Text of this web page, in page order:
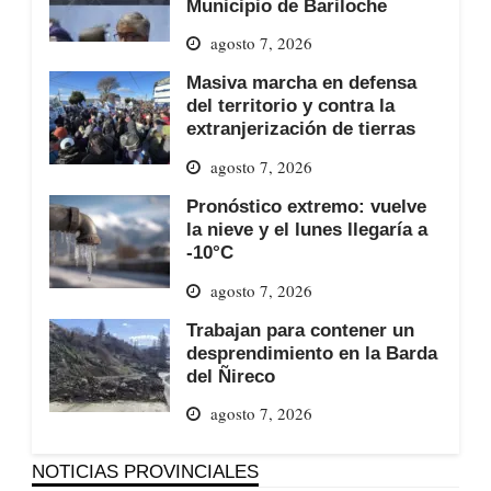
Municipio de Bariloche
agosto 7, 2026
Masiva marcha en defensa
del territorio y contra la
extranjerización de tierras
agosto 7, 2026
Pronóstico extremo: vuelve
la nieve y el lunes llegaría a
-10°C
agosto 7, 2026
Trabajan para contener un
desprendimiento en la Barda
del Ñireco
agosto 7, 2026
NOTICIAS PROVINCIALES